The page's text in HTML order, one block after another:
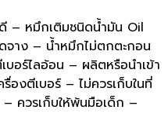
– หมึกเติมชนิดน้ำมัน Oil
าง – น้ำหมึกไม่ตกตะกอน
บอร์ไลอ้อน – ผลิตหรือนำเข้า
องตีเบอร์ – ไม่ควรเก็บในที่
ควรเก็บให้พ้นมือเด็ก –